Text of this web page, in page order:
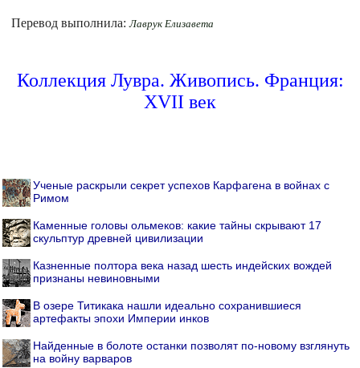
Перевод выполнила:Лаврук Елизавета
Коллекция Лувра. Живопись. Франция:
XVII век
Ученые раскрыли секрет успехов Карфагена в войнах с
Римом
Каменные головы ольмеков: какие тайны скрывают 17
скульптур древней цивилизации
Казненные полтора века назад шесть индейских вождей
признаны невиновными
В озере Титикака нашли идеально сохранившиеся
артефакты эпохи Империи инков
Найденные в болоте останки позволят по-новому взглянуть
на войну варваров